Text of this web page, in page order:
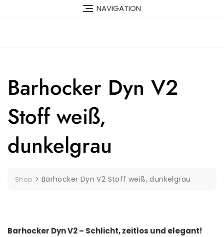
NAVIGATION
Barhocker Dyn V2
Stoff weiß,
dunkelgrau
Shop > Barhocker Dyn V2 Stoff weiß, dunkelgrau
Barhocker Dyn V2 – Schlicht, zeitlos und elegant!